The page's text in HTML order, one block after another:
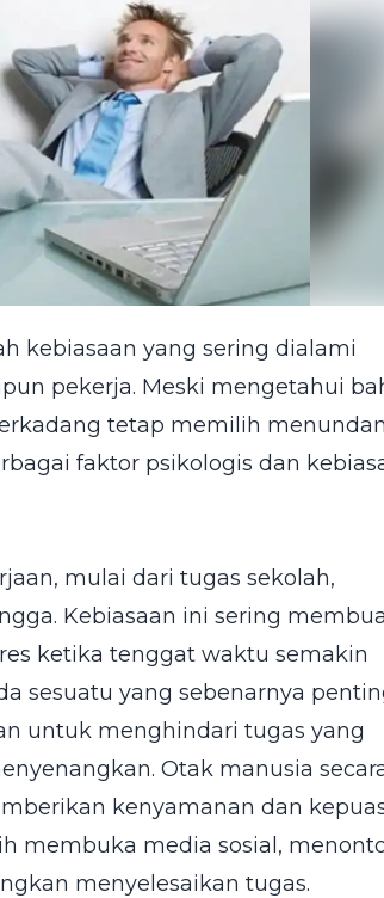
kebiasaan yang sering dialami
pekerja. Meski mengetahui
tetap memilih
faktor psikologis dan
mulai dari tugas sekolah,
Kebiasaan ini sering
ketika tenggat waktu semakin
sesuatu yang sebenarnya
untuk menghindari tugas yang
Otak manusia
kenyamanan dan
membuka media sosial,
menyelesaikan tugas.